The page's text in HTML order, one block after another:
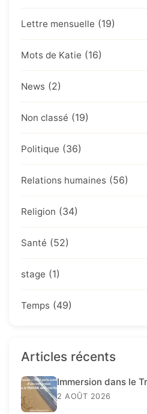
Lettre mensuelle (19)
Mots de Katie (16)
News (2)
Non classé (19)
Politique (36)
Relations humaines (56)
Religion (34)
Santé (52)
stage (1)
Temps (49)
Articles récents
Immersion dans le
2 AOÛT 2026